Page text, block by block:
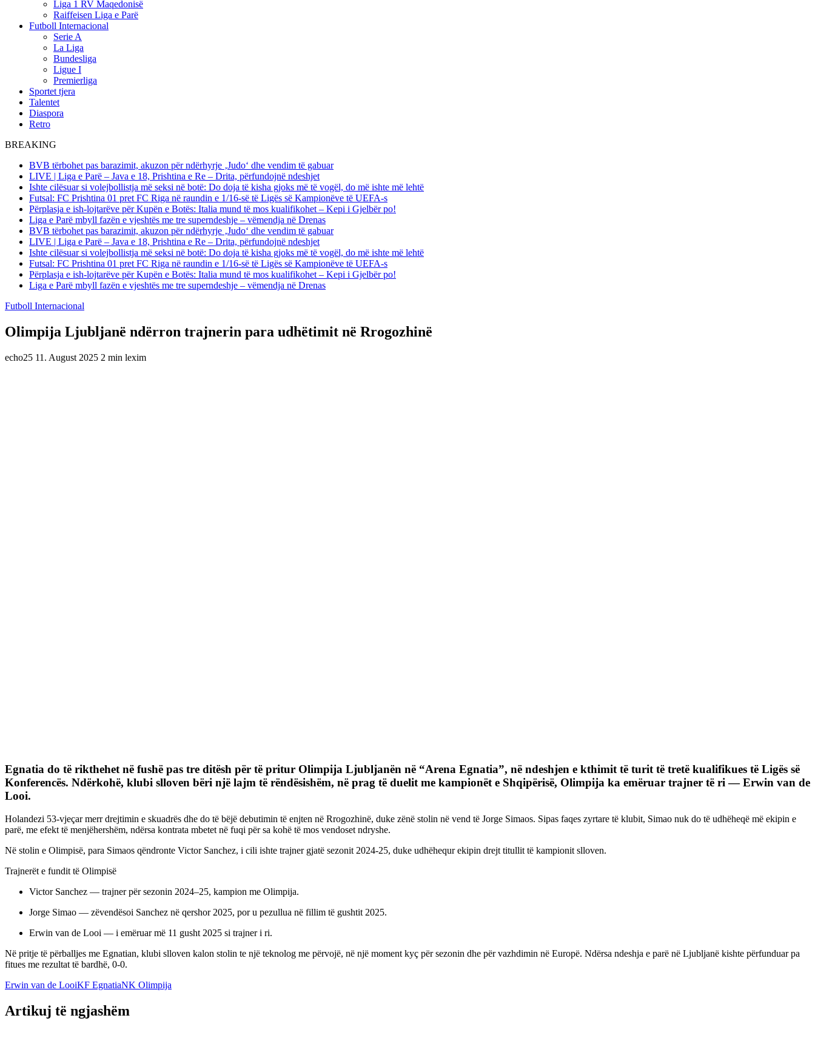
Liga 1 RV Maqedonisë
Raiffeisen Liga e Parë
Futboll Internacional
Serie A
La Liga
Bundesliga
Ligue I
Premierliga
Sportet tjera
Talentet
Diaspora
Retro
BREAKING
BVB tërbohet pas barazimit, akuzon për ndërhyrje ‚Judo‘ dhe vendim të gabuar
LIVE | Liga e Parë – Java e 18, Prishtina e Re – Drita, përfundojnë ndeshjet
Ishte cilësuar si volejbollistja më seksi në botë: Do doja të kisha gjoks më të vogël, do më ishte më lehtë
Futsal: FC Prishtina 01 pret FC Riga në raundin e 1/16-së të Ligës së Kampionëve të UEFA-s
Përplasja e ish-lojtarëve për Kupën e Botës: Italia mund të mos kualifikohet – Kepi i Gjelbër po!
Liga e Parë mbyll fazën e vjeshtës me tre superndeshje – vëmendja në Drenas
BVB tërbohet pas barazimit, akuzon për ndërhyrje ‚Judo‘ dhe vendim të gabuar
LIVE | Liga e Parë – Java e 18, Prishtina e Re – Drita, përfundojnë ndeshjet
Ishte cilësuar si volejbollistja më seksi në botë: Do doja të kisha gjoks më të vogël, do më ishte më lehtë
Futsal: FC Prishtina 01 pret FC Riga në raundin e 1/16-së të Ligës së Kampionëve të UEFA-s
Përplasja e ish-lojtarëve për Kupën e Botës: Italia mund të mos kualifikohet – Kepi i Gjelbër po!
Liga e Parë mbyll fazën e vjeshtës me tre superndeshje – vëmendja në Drenas
Futboll Internacional
Olimpija Ljubljanë ndërron trajnerin para udhëtimit në Rrogozhinë
echo25 11. August 2025 2 min lexim
Egnatia do të rikthehet në fushë pas tre ditësh për të pritur Olimpija Ljubljanën në “Arena Egnatia”, në ndeshjen e kthimit të turit të tretë kualifikues të Ligës së
Konferencës. Ndërkohë, klubi slloven bëri një lajm të rëndësishëm, në prag të duelit me kampionët e Shqipërisë, Olimpija ka emëruar trajner të ri — Erwin van de
Looi.
Holandezi 53-vjeçar merr drejtimin e skuadrës dhe do të bëjë debutimin të enjten në Rrogozhinë, duke zënë stolin në vend të Jorge Simaos. Sipas faqes zyrtare të klubit, Simao nuk do të udhëheqë më ekipin e
parë, me efekt të menjëhershëm, ndërsa kontrata mbetet në fuqi për sa kohë të mos vendoset ndryshe.
Në stolin e Olimpisë, para Simaos qëndronte Victor Sanchez, i cili ishte trajner gjatë sezonit 2024-25, duke udhëhequr ekipin drejt titullit të kampionit slloven.
Trajnerët e fundit të Olimpisë
Victor Sanchez — trajner për sezonin 2024–25, kampion me Olimpija.
Jorge Simao — zëvendësoi Sanchez në qershor 2025, por u pezullua në fillim të gushtit 2025.
Erwin van de Looi — i emëruar më 11 gusht 2025 si trajner i ri.
Në pritje të përballjes me Egnatian, klubi slloven kalon stolin te një teknolog me përvojë, në një moment kyç për sezonin dhe për vazhdimin në Europë. Ndërsa ndeshja e parë në Ljubljanë kishte përfunduar pa
fitues me rezultat të bardhë, 0-0.
Erwin van de LooiKF EgnatiaNK Olimpija
Artikuj të ngjashëm